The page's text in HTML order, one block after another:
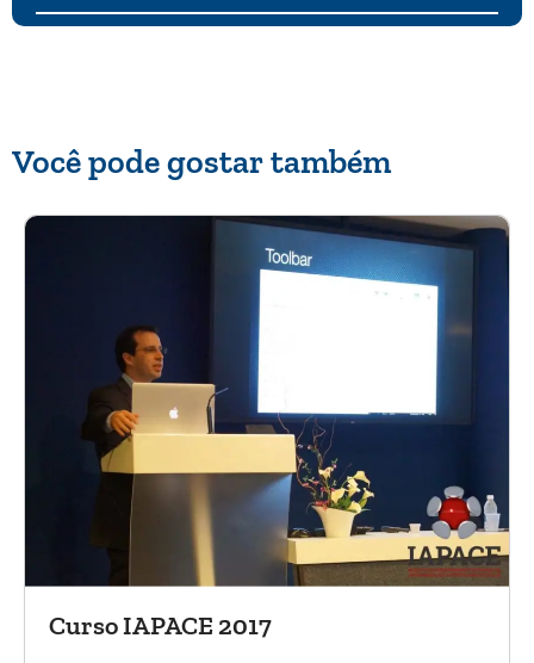
Você pode gostar também
Curso IAPACE 2017